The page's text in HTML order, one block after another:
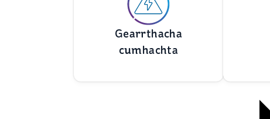
Gearrthacha
cumhachta